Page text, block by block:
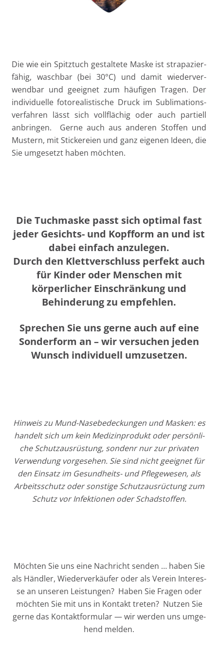
Die wie ein Spitz­tuch gestal­te­te Mas­ke ist stra­pa­zier­
fä­hig, wasch­bar (bei 30°C) und damit wie­der­ver­
wend­bar und geeig­net zum häu­fi­gen Tra­gen. Der
indi­vi­du­el­le foto­rea­lis­ti­sche Druck im Sub­li­ma­ti­ons­
ver­fah­ren lässt sich voll­flä­chig oder auch par­ti­ell
anbrin­gen. Ger­ne auch aus ande­ren Stof­fen und
Mus­tern, mit Sti­cke­rei­en und ganz eige­nen Ideen, die
Sie umge­setzt haben möchten.
Die Tuchmaske passt sich optimal fast
jeder Gesichts- und Kopfform an und ist
dabei einfach anzulegen.
Durch den Klettverschluss perfekt auch
für Kinder oder Menschen mit
körperlicher Einschränkung und
Behinderung zu empfehlen.
Sprechen Sie uns gerne auch auf eine
Sonderform an – wir versuchen jeden
Wunsch individuell umzusetzen.
Hin­weis zu Mund-Nase­­be­­de­­ckun­­gen und Mas­ken: es
han­delt sich um kein Medi­zin­pro­dukt oder per­sön­li­
che Schutz­aus­rüs­tung, son­denr nur zur pri­va­ten
Ver­wen­dung vor­ge­se­hen. Sie sind nicht geeig­net für
den Ein­satz im Gesun­d­heits- und Pfle­ge­we­sen, als
Arbeits­schutz oder sons­ti­ge Schutz­aus­rüc­tung zum
Schutz vor Infek­tio­nen oder Schadstoffen.
Möch­ten Sie uns eine Nach­richt sen­den … haben Sie
als Händ­ler, Wie­der­ver­käu­fer oder als Ver­ein Inter­es­
se an unse­ren Leis­tun­gen? Haben Sie Fra­gen oder
möch­ten Sie mit uns in Kon­takt tre­ten? Nut­zen Sie
ger­ne das Kon­takt­for­mu­lar — wir wer­den uns umge­
hend melden.